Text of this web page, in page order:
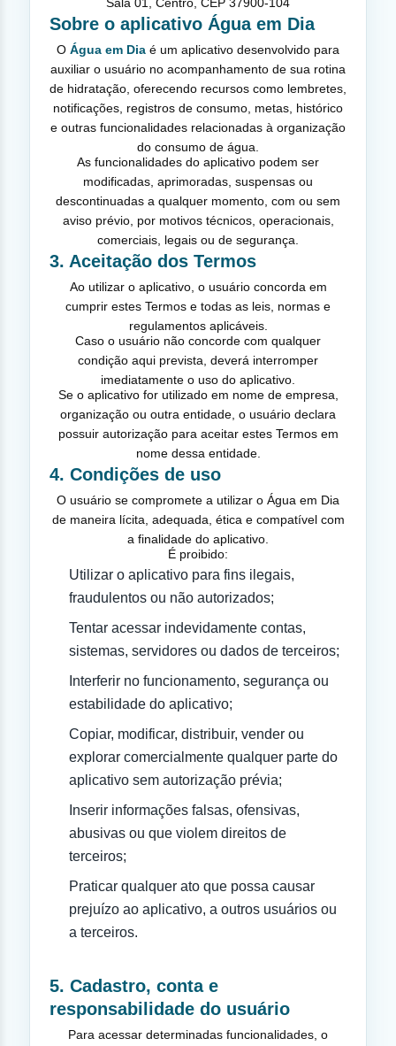
Sobre o aplicativo Água em Dia
O Água em Dia é um aplicativo desenvolvido para
auxiliar o usuário no acompanhamento de sua rotina
de hidratação, oferecendo recursos como lembretes,
notificações, registros de consumo, metas, histórico
e outras funcionalidades relacionadas à organização
do consumo de água.
As funcionalidades do aplicativo podem ser
modificadas, aprimoradas, suspensas ou
descontinuadas a qualquer momento, com ou sem
aviso prévio, por motivos técnicos, operacionais,
comerciais, legais ou de segurança.
3. Aceitação dos Termos
Ao utilizar o aplicativo, o usuário concorda em
cumprir estes Termos e todas as leis, normas e
regulamentos aplicáveis.
Caso o usuário não concorde com qualquer
condição aqui prevista, deverá interromper
imediatamente o uso do aplicativo.
Se o aplicativo for utilizado em nome de empresa,
organização ou outra entidade, o usuário declara
possuir autorização para aceitar estes Termos em
nome dessa entidade.
4. Condições de uso
O usuário se compromete a utilizar o Água em Dia
de maneira lícita, adequada, ética e compatível com
a finalidade do aplicativo.
É proibido:
Utilizar o aplicativo para fins ilegais,
fraudulentos ou não autorizados;
Tentar acessar indevidamente contas,
sistemas, servidores ou dados de terceiros;
Interferir no funcionamento, segurança ou
estabilidade do aplicativo;
Copiar, modificar, distribuir, vender ou
explorar comercialmente qualquer parte do
aplicativo sem autorização prévia;
Inserir informações falsas, ofensivas,
abusivas ou que violem direitos de
terceiros;
Praticar qualquer ato que possa causar
prejuízo ao aplicativo, a outros usuários ou
a terceiros.
5. Cadastro, conta e
responsabilidade do usuário
Para acessar determinadas funcionalidades, o